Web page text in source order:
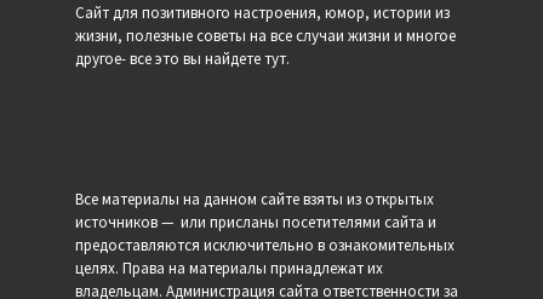
Сайт для позитивного настроения, юмор, истории из
жизни, полезные советы на все случаи жизни и многое
другое- все это вы найдете тут.
Все материалы на данном сайте взяты из открытых
источников — или присланы посетителями сайта и
предоставляются исключительно в ознакомительных
целях. Права на материалы принадлежат их
владельцам. Администрация сайта ответственности за